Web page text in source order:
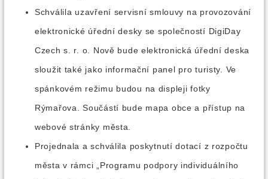
Schválila uzavření servisní smlouvy na provozování
elektronické úřední desky se společností DigiDay
Czech s. r. o. Nově bude elektronická úřední deska
sloužit také jako informační panel pro turisty. Ve
spánkovém režimu budou na displeji fotky
Rýmařova. Součástí bude mapa obce a přístup na
webové stránky města.
Projednala a schválila poskytnutí dotací z rozpočtu
města v rámci „Programu podpory individuálního